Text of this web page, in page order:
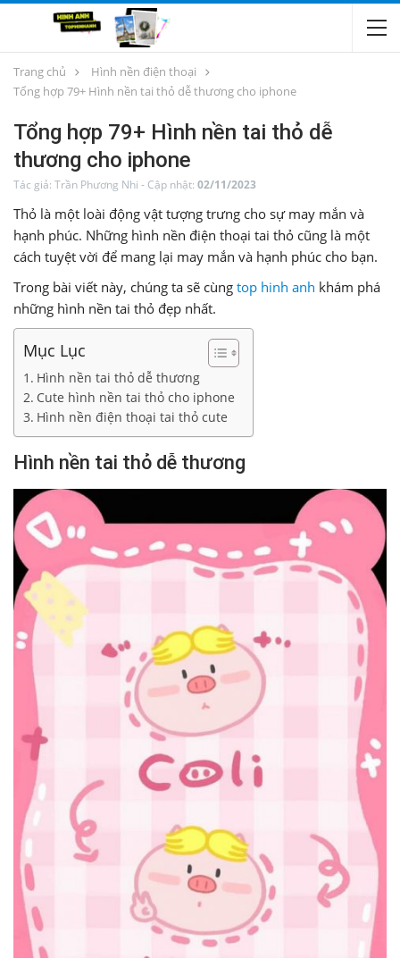
Trang chủ
Hình nền điện thoại
Tổng hợp 79+ Hình nền tai thỏ dễ thương cho iphone
Tổng hợp 79+ Hình nền tai thỏ dễ
thương cho iphone
Tác giả: Trần Phương Nhi - Cập nhật: 02/11/2023
Thỏ là một loài động vật tượng trưng cho sự may mắn và
hạnh phúc. Những hình nền điện thoại tai thỏ cũng là một
cách tuyệt vời để mang lại may mắn và hạnh phúc cho bạn.
Trong bài viết này, chúng ta sẽ cùng top hinh anh khám phá
những hình nền tai thỏ đẹp nhất.
Mục Lục
Hình nền tai thỏ dễ thương
Cute hình nền tai thỏ cho iphone
Hình nền điện thoại tai thỏ cute
Hình nền tai thỏ dễ thương